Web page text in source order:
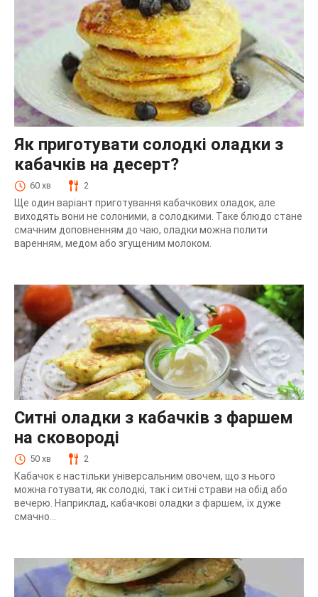
Як приготувати солодкі оладки з
кабачків на десерт?
60 хв 2
Ще один варіант приготування кабачкових оладок, але
виходять вони не солоними, а солодкими. Таке блюдо стане
смачним доповненням до чаю, оладки можна полити
варенням, медом або згущеним молоком.
Ситні оладки з кабачків з фаршем
на сковороді
50 хв 2
Кабачок є настільки універсальним овочем, що з нього
можна готувати, як солодкі, так і ситні страви на обід або
вечерю. Наприклад, кабачкові оладки з фаршем, їх дуже
смачно...